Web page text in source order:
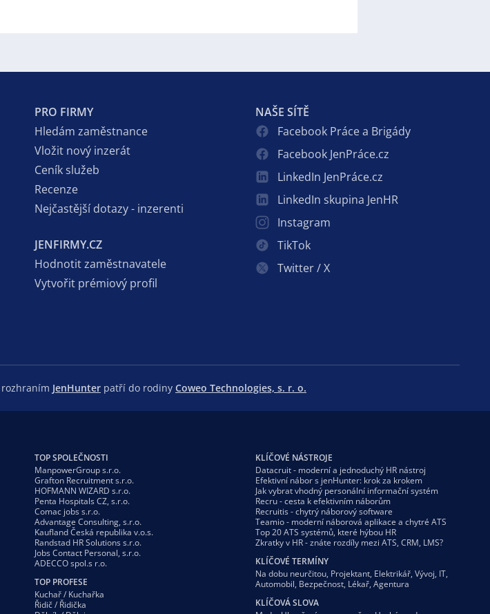
PRO FIRMY
Hledám zaměstnance
Vložit nový inzerát
Ceník služeb
Recenze
Nejčastější dotazy - inzerenti
JENFIRMY.CZ
Hodnotit zaměstnavatele
Vytvořit prémiový profil
NAŠE SÍTĚ
Facebook Práce a Brigády
Facebook JenPráce.cz
LinkedIn JenPráce.cz
LinkedIn skupina JenHR
Instagram
TikTok
Twitter / X
JenHunter patří do rodiny Coweo Technologies, s. r. o.
TOP SPOLEČNOSTI
ManpowerGroup s.r.o.
Grafton Recruitment s.r.o.
HOFMANN WIZARD s.r.o.
Penta Hospitals CZ, s.r.o.
Comac jobs s.r.o.
Advantage Consulting, s.r.o.
Kaufland Česká republika v.o.s.
Randstad HR Solutions s.r.o.
Jobs Contact Personal, s.r.o.
ADECCO spol.s r.o.
TOP PROFESE
Kuchař / Kuchařka
Řidič / Řidička
KLÍČOVÉ NÁSTROJE
Datacruit - moderní a jednoduchý HR nástroj
Efektivní nábor s jenHunter: krok za krokem
Jak vybrat vhodný personální informační systém
Recru - cesta k efektivním náborům
Recruitis - chytrý náborový software
Teamio - moderní náborová aplikace a chytré ATS
Top 20 ATS systémů, které hýbou HR
Zkratky v HR - znáte rozdíly mezi ATS, CRM, LMS?
KLÍČOVÉ TERMÍNY
Na dobu neurčitou, Projektant, Elektrikář, Vývoj, IT,
Automobil, Bezpečnost, Lékař, Agentura
KLÍČOVÁ SLOVA